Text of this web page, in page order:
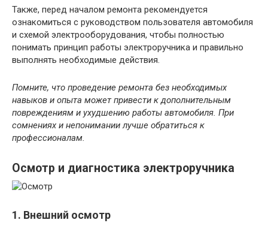
Также, перед началом ремонта рекомендуется
ознакомиться с руководством пользователя автомобиля
и схемой электрооборудования, чтобы полностью
понимать принцип работы электроручника и правильно
выполнять необходимые действия.
Помните, что проведение ремонта без необходимых
навыков и опыта может привести к дополнительным
повреждениям и ухудшению работы автомобиля. При
сомнениях и непонимании лучше обратиться к
профессионалам.
Осмотр и диагностика электроручника
1. Внешний осмотр